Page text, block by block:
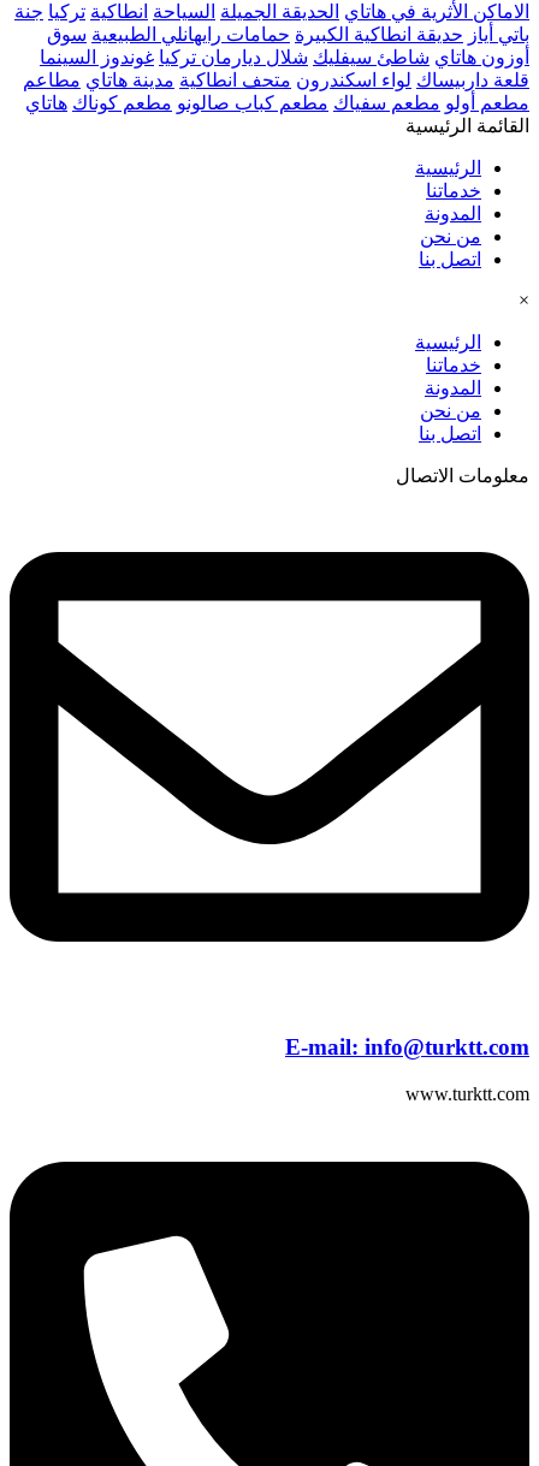
الاماكن الأثرية في هاتاي الحديقة الجميلة السياحة انطاكية تركيا جنة
باتي أياز حديقة انطاكية الكبيرة حمامات رايهانلي الطبيعية سوق
أوزون هاتاي شاطئ سيفليك شلال ديارمان تركيا غوندوز السينما
قلعة داربيساك لواء اسكندرون متحف انطاكية مدينة هاتاي مطاعم
مطعم أولو مطعم سفياك مطعم كباب صالونو مطعم كوناك هاتاي
القائمة الرئيسية
الرئيسية
خدماتنا
المدونة
من نحن
اتصل بنا
×
الرئيسية
خدماتنا
المدونة
من نحن
اتصل بنا
معلومات الاتصال
E-mail: info@turktt.com
www.turktt.com